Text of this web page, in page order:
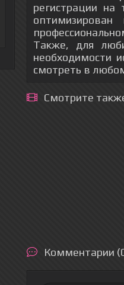
регистрации
Также, для
необходимости
смотреть в
Смотрите
Комментарии